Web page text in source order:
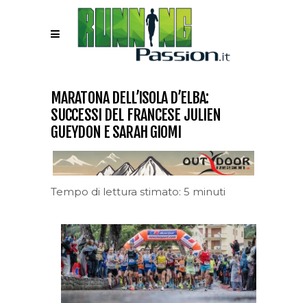
MARATONA DELL’ISOLA D’ELBA:
SUCCESSI DEL FRANCESE JULIEN
GUEYDON E SARAH GIOMI
Tempo di lettura stimato: 5 minuti